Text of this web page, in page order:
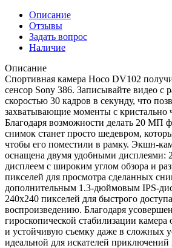
Описание
Отзывы
Задать вопрос
Наличие
Описание
Спортивная камера Hoco DV102
сенсор Sony 386. Записывайте видео с
скоростью 30 кадров в секунду, что
захватывающие моменты с кристально
Благодаря возможности делать 20 МП
снимок станет просто шедевром,
чтобы его поместили в рамку. Экшн-
оснащена двумя удобными
дисплеем с широким углом обзора и
пикселей для просмотра сделанных
дополнительным 1.3-дюймовым IPS-
240x240 пикселей для быстрого
воспроизведению. Благодаря
гироскопической стабилизации
и устойчивую съемку даже в сложных
идеальной для искателей приключений